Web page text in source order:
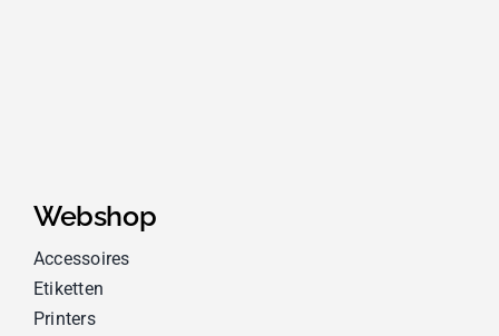
Webshop
Accessoires
Etiketten
Printers